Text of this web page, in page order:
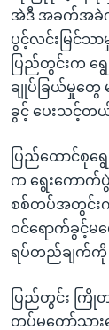
အဲဒီ အခက်အခဲ
ပွင့်လင်းမြင်သ
ပြည်တွင်းက
ချုပ်ခြယ်မှုတွ
ခွင့် ပေးသင့်တ
ပြည်ထောင်စုရွ
က ရွေးကောက်
စစ်တပ်အတွင်း
ဝင်ရောက်ခွင့်မ
ရပ်တည်ချက်ကို
ပြည်တွင်း ကြို
တပ်မတော်သာ